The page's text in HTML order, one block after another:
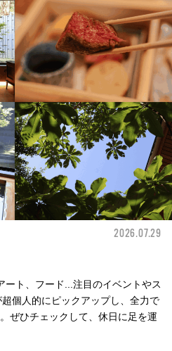
2026.07.29
ート、フード...注目のイベントやス
個人的にピックアップし、全力で
ぜひチェックして、休日に足を運